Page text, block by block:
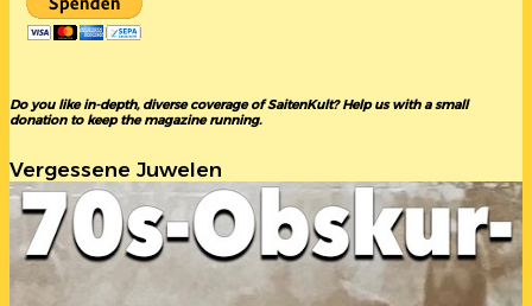
Do you like in-depth, diverse coverage of SaitenKult? Help us with a small
donation to keep the magazine running.
Vergessene Juwelen